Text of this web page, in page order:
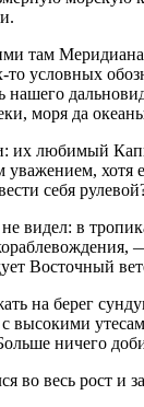
там
то условных
нашего
моря да
любимый
себя
в
Восточный
на берег
высокими
ничего
весь рост и